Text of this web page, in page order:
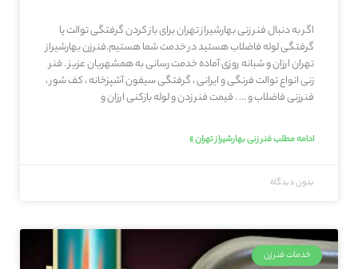
اگر به دنبال فنر زنی بهارشیراز تهران برای باز کردن گرفتگی توالت یا
گرفتگی لوله فاضلاب هستید در خدمت شما هستیم.فنرزن بهارشیراز
تهران ارزان و شبانه روزی آماده خدمت رسانی به همشهریان عزیز . فنر
زنی انواع توالت فرنگی و ایرانی ، گرفتگی سیفون آشپزخانه ، کف شور ،
فنرزنی فاضلاب و … . قیمت فنر زدن و لوله بازکنی ارزان و
ادامه مطلب فنر زنی بهارشیراز تهران »
بدون دیدگاه
خدمات فنرزن